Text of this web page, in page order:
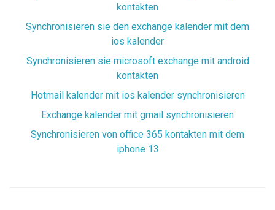
kontakten
Synchronisieren sie den exchange kalender mit dem
ios kalender
Synchronisieren sie microsoft exchange mit android
kontakten
Hotmail kalender mit ios kalender synchronisieren
Exchange kalender mit gmail synchronisieren
Synchronisieren von office 365 kontakten mit dem
iphone 13